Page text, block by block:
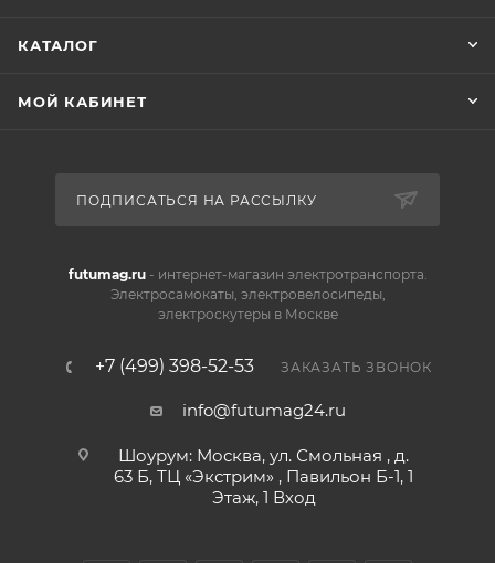
КАТАЛОГ
МОЙ КАБИНЕТ
ПОДПИСАТЬСЯ НА РАССЫЛКУ
futumag.ru- интернет-магазин электротранспорта.
Электросамокаты, электровелосипеды,
электроскутеры в Москве
+7 (499) 398-52-53 ЗАКАЗАТЬ ЗВОНОК
info@futumag24.ru
Шоурум: Москва, ул. Смольная , д.
63 Б, ТЦ «Экстрим» , Павильон Б-1, 1
Этаж, 1 Вход